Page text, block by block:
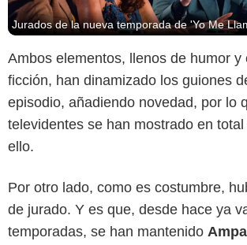
Jurados de la nueva temporada de 'Yo Me
Ambos elementos, llenos de humor y
ficción, han dinamizado los guiones
episodio, añadiendo novedad, por lo
televidentes se han mostrado en
ello.
Por otro lado, como es costumbre,
de jurado. Y es que, desde hace ya
temporadas, se han mantenido